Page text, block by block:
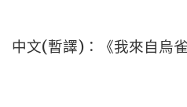
中文(暫譯)：《我來自烏